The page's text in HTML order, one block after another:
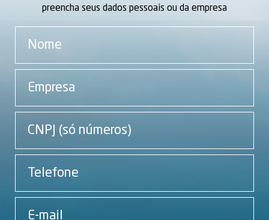
preencha seus dados pessoais ou da empresa